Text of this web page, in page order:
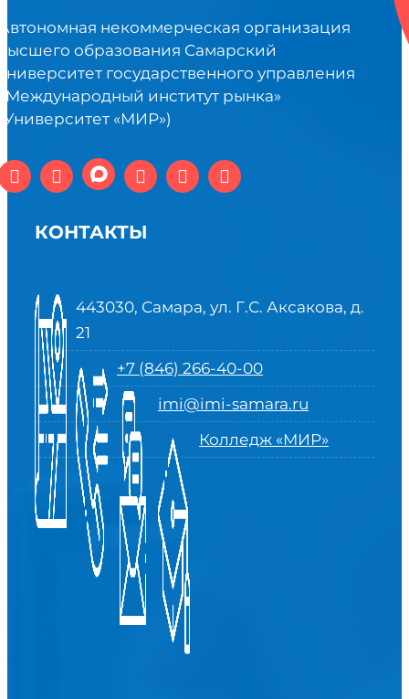
некоммерческая организация
образования Самарский
государственного управления
институт рынка»
«МИР»)
КОНТАКТЫ
443030, Самара, ул. Г.С. Аксакова, д.
21
+7 (846) 266-40-00
imi@imi-samara.ru
Колледж «МИР»